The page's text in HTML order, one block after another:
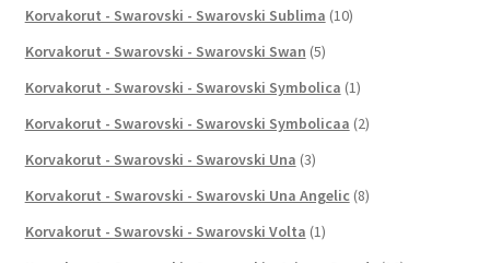
Korvakorut - Swarovski - Swarovski Sublima (10)
Korvakorut - Swarovski - Swarovski Swan (5)
Korvakorut - Swarovski - Swarovski Symbolica (1)
Korvakorut - Swarovski - Swarovski Symbolicaa (2)
Korvakorut - Swarovski - Swarovski Una (3)
Korvakorut - Swarovski - Swarovski Una Angelic (8)
Korvakorut - Swarovski - Swarovski Volta (1)